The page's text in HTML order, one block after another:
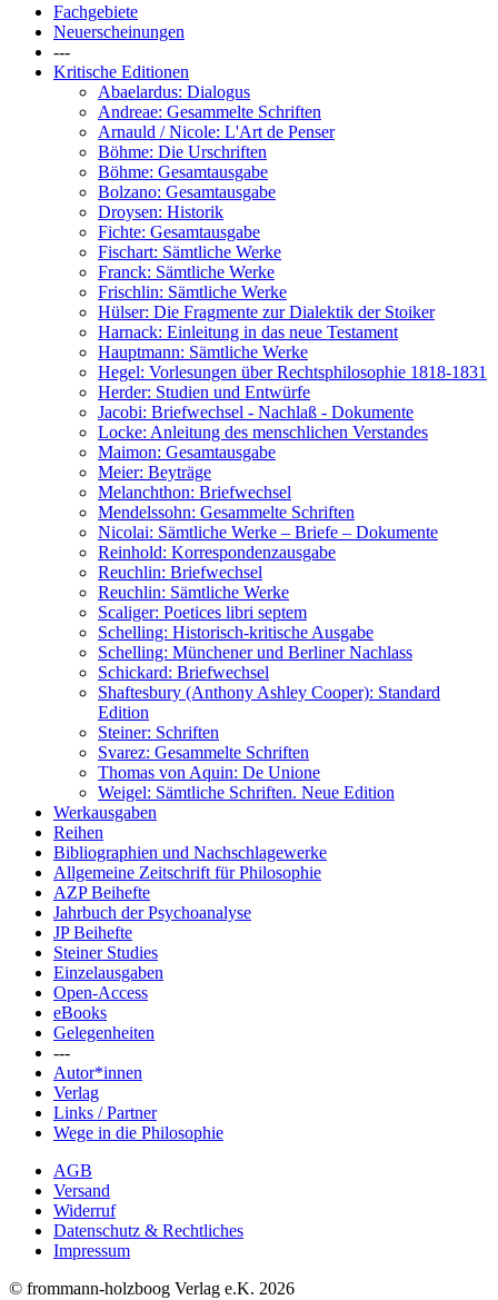
Fachgebiete
Neuerscheinungen
---
Kritische Editionen
Abaelardus: Dialogus
Andreae: Gesammelte Schriften
Arnauld / Nicole: L'Art de Penser
Böhme: Die Urschriften
Böhme: Gesamtausgabe
Bolzano: Gesamtausgabe
Droysen: Historik
Fichte: Gesamtausgabe
Fischart: Sämtliche Werke
Franck: Sämtliche Werke
Frischlin: Sämtliche Werke
Hülser: Die Fragmente zur Dialektik der Stoiker
Harnack: Einleitung in das neue Testament
Hauptmann: Sämtliche Werke
Hegel: Vorlesungen über Rechtsphilosophie 1818-1831
Herder: Studien und Entwürfe
Jacobi: Briefwechsel - Nachlaß - Dokumente
Locke: Anleitung des menschlichen Verstandes
Maimon: Gesamtausgabe
Meier: Beyträge
Melanchthon: Briefwechsel
Mendelssohn: Gesammelte Schriften
Nicolai: Sämtliche Werke – Briefe – Dokumente
Reinhold: Korrespondenzausgabe
Reuchlin: Briefwechsel
Reuchlin: Sämtliche Werke
Scaliger: Poetices libri septem
Schelling: Historisch-kritische Ausgabe
Schelling: Münchener und Berliner Nachlass
Schickard: Briefwechsel
Shaftesbury (Anthony Ashley Cooper): Standard
Edition
Steiner: Schriften
Svarez: Gesammelte Schriften
Thomas von Aquin: De Unione
Weigel: Sämtliche Schriften. Neue Edition
Werkausgaben
Reihen
Bibliographien und Nachschlagewerke
Allgemeine Zeitschrift für Philosophie
AZP Beihefte
Jahrbuch der Psychoanalyse
JP Beihefte
Steiner Studies
Einzelausgaben
Open-Access
eBooks
Gelegenheiten
---
Autor*innen
Verlag
Links / Partner
Wege in die Philosophie
AGB
Versand
Widerruf
Datenschutz & Rechtliches
Impressum
© frommann-holzboog Verlag e.K. 2026